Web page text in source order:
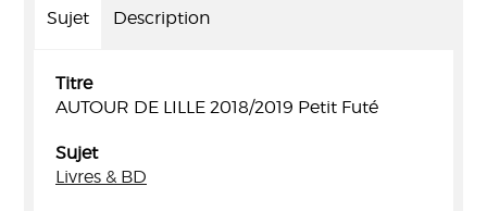
Sujet Description
Titre
AUTOUR DE LILLE 2018/2019 Petit Futé
Sujet
Livres & BD